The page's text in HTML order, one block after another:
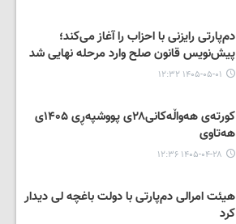
دم‌پارتی رایزنی با احزاب را آغاز می‌کند؛
پیش‌نویس قانون صلح وارد مرحله نهایی شد
۱۴۰۵-۰۵-۰۱ ۱۲:۳۲
کورتەی هەواڵەکانی۲۸ی پووشپەڕی ۱۴۰۵ی
هەتاوی
۱۴۰۵-۰۴-۲۸ ۱۲:۳۶
هیئت امرالی دم‌پارتی با دولت باغچه لی دیدار
کرد